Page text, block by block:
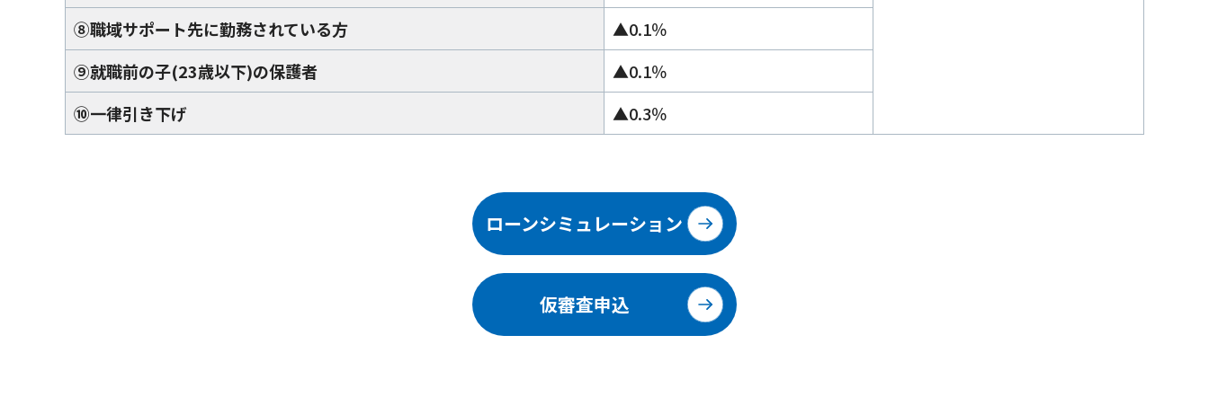
⑧職域サポート先に勤務されている方
▲0.1％
⑨就職前の子(23歳以下)の保護者
▲0.1％
⑩一律引き下げ
▲0.3％
ローンシミュレーション
仮審査申込